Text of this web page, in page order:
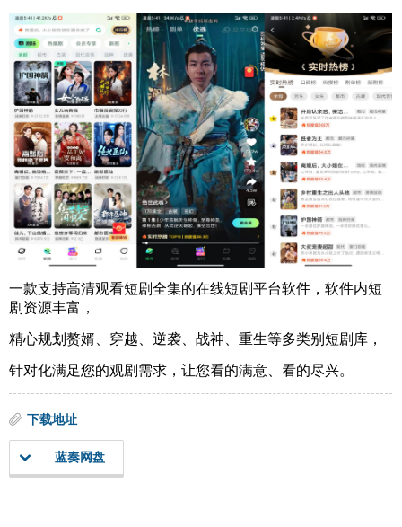
一款支持高清观看短剧全集的在线短剧平台软件，软件内短
剧资源丰富，
精心规划赘婿、穿越、逆袭、战神、重生等多类别短剧库，
针对化满足您的观剧需求，让您看的满意、看的尽兴。
下载地址
蓝奏网盘